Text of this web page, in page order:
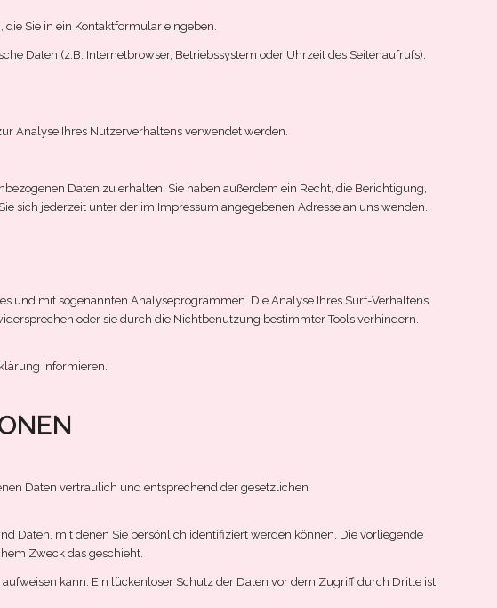
Sie in ein Kontaktformular eingeben.
Daten (z.B. Internetbrowser, Betriebssystem oder Uhrzeit des Seitenaufrufs).
Analyse Ihres Nutzerverhaltens verwendet werden.
Daten zu erhalten. Sie haben außerdem ein Recht, die Berichtigung,
sich jederzeit unter der im Impressum angegebenen Adresse an uns wenden.
und mit sogenannten Analyseprogrammen. Die Analyse Ihres Surf-Verhaltens
oder sie durch die Nichtbenutzung bestimmter Tools verhindern.
informieren.
Daten vertraulich und entsprechend der gesetzlichen
Daten, mit denen Sie persönlich identifiziert werden können. Die vorliegende
Zweck das geschieht.
kann. Ein lückenloser Schutz der Daten vor dem Zugriff durch Dritte ist